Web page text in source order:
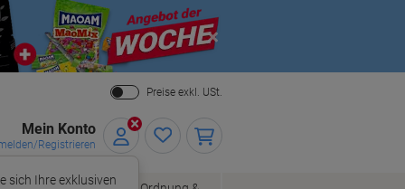
Close
Preise exkl. USt.
Mein Konto
Registrieren
sich Ihre exklusiven